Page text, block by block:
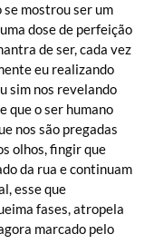
mostrou ser um
dose de perfeição
de ser, cada vez
eu realizando
sim nos revelando
que o ser humano
nos são pregadas
olhos, fingir que
da rua e continuam
esse que
fases, atropela
marcado pelo